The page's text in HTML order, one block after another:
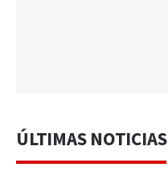
ÚLTIMAS NOTICIAS